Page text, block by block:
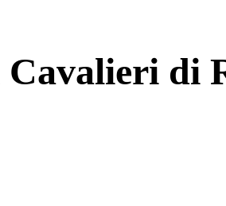
Cavalieri di